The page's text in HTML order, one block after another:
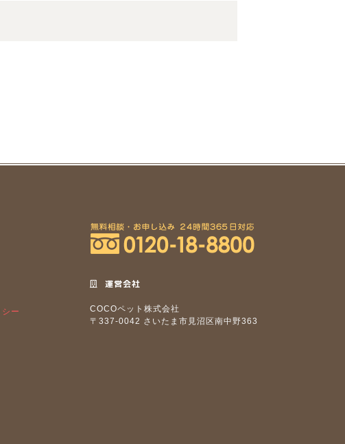
ー
運営会社
COCOペット株式会社
〒337-0042 さいたま市見沼区南中野363